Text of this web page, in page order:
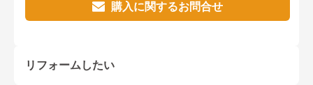
購入に関するお問合せ
リフォームしたい